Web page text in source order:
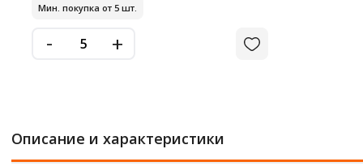
Мин. покупка от 5 шт.
- +
Описание и характеристики